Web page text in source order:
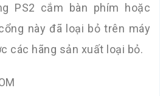
PS2 cắm bàn phím hoặc
này đã loại bỏ trên máy
các hãng sản xuất loại bỏ.